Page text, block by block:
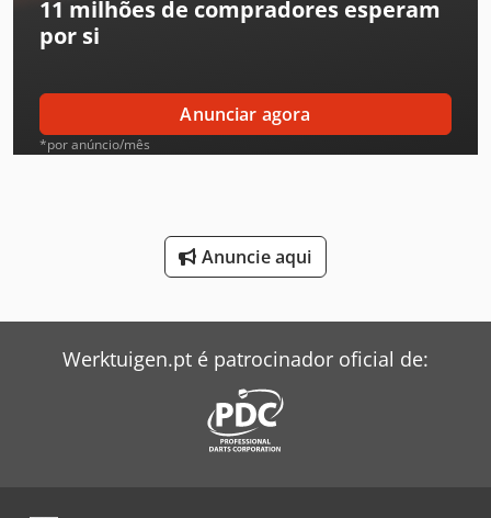
Hp Impressora
Hp Impressora 3D
Ingersoll Rand Compressor
Leif & Lorentz Máquinas De Escovar
Linde Reachstacker
Mitsubishi Ar Condicionado
Pfaff Máquina De Costura
Renault Tipper
Siemens Motor Elétrico
11 milhões de compradores esperam
por si
Anunciar agora
*por anúncio/mês
Anuncie aqui
Werktuigen.pt é patrocinador oficial de: